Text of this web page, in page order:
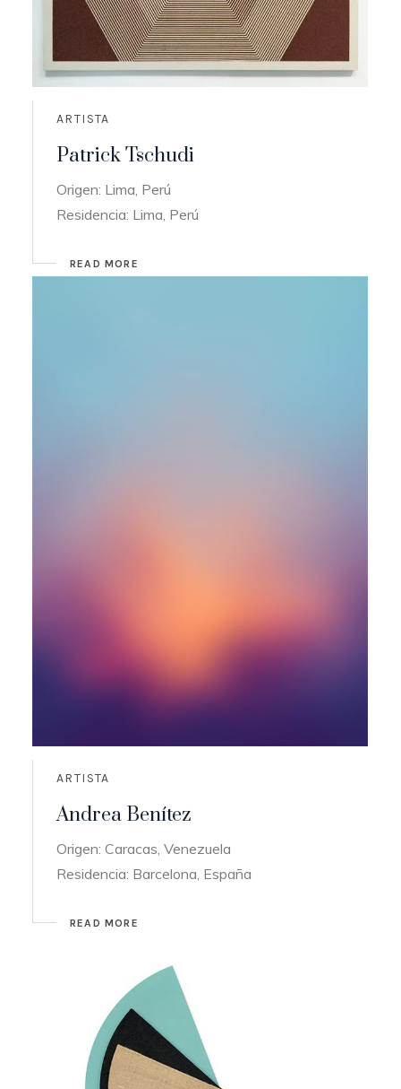
ARTISTA
Patrick Tschudi
Origen: Lima, Perú
Residencia: Lima, Perú
READ MORE
ARTISTA
Andrea Benítez
Origen: Caracas, Venezuela
Residencia: Barcelona, España
READ MORE